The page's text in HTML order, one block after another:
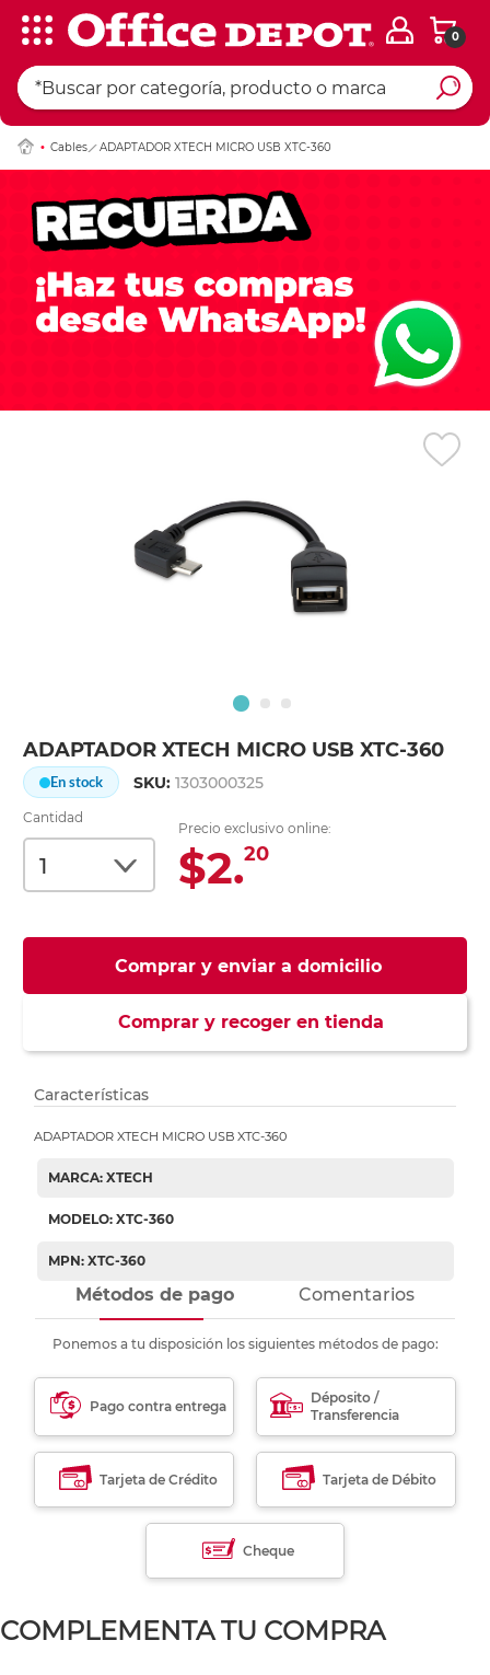
0
Cables ADAPTADOR XTECH MICRO USB XTC-360
ADAPTADOR XTECH MICRO USB XTC-360
En stock SKU:1303000325
Cantidad
Precio exclusivo online:
$2.20
Comprar y enviar a domicilio
Comprar y recoger en tienda
Ingresar Codigo
Características
ADAPTADOR XTECH MICRO USB XTC-360
MARCA: XTECH
MODELO: XTC-360
MPN: XTC-360
Métodos de pago Comentarios
Ponemos a tu disposición los siguientes métodos de pago:
Pago contra entrega
Déposito /
Transferencia
Tarjeta de Crédito Tarjeta de Débito
Cheque
COMPLEMENTA TU COMPRA